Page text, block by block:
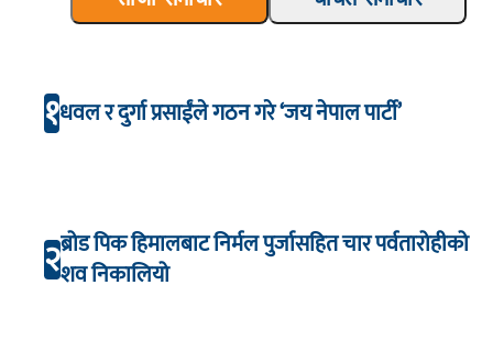
१धवल र दुर्गा प्रसाईंले गठन गरे ‘जय नेपाल पार्टी’
२ब्रोड पिक हिमालबाट निर्मल पुर्जासहित चार पर्वतारोहीको
शव निकालियो